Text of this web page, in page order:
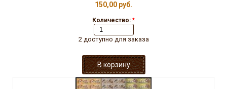
150,00 руб.
Количество: *
2 доступно для заказа